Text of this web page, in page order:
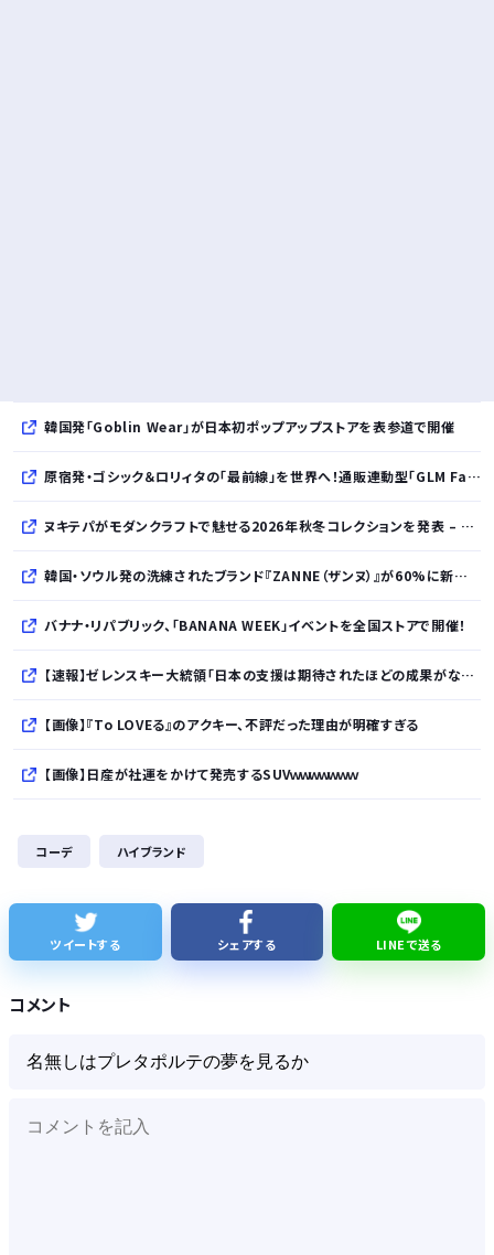
韓国発「Goblin Wear」が日本初ポップアップストアを表参道で開催
原宿発・ゴシック＆ロリィタの「最前線」を世界へ！通販連動型「GLM Fashion Show 2026」9月開催
ヌキテパがモダンクラフトで魅せる2026年秋冬コレクションを発表 – インド・アムリトサルで織り上げたウールなど手仕事の美しさを現代的に昇華
韓国・ソウル発の洗練されたブランド『ZANNE（ザンヌ）』が60%に新規入店、モダン×エフォートレスなコレクションを展開
バナナ・リパブリック、「BANANA WEEK」イベントを全国ストアで開催！
【速報】ゼレンスキー大統領「日本の支援は期待されたほどの成果がない」WWWWWWWWWWW
【画像】『To LOVEる』のアクキー、不評だった理由が明確すぎる
【画像】日産が社運をかけて発売するSUVｗｗｗｗｗｗｗ
1人でタイ旅行って危ないの？
Powered by livedoor 相互RSS
コーデ ハイブランド
ツイートする シェアする LINEで送る
コメント